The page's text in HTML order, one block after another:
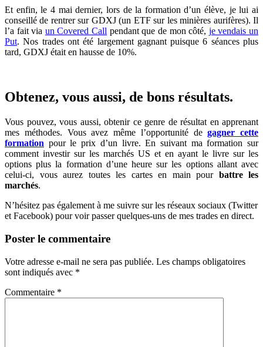
Et enfin, le 4 mai dernier, lors de la formation d’un élève, je lui ai
conseillé de rentrer sur GDXJ (un ETF sur les minières aurifères). Il
l’a fait via un Covered Call pendant que de mon côté, je vendais un
Put. Nos trades ont été largement gagnant puisque 6 séances plus
tard, GDXJ était en hausse de 10%.
Obtenez, vous aussi, de bons résultats.
Vous pouvez, vous aussi, obtenir ce genre de résultat en apprenant
mes méthodes. Vous avez même l’opportunité degagner cette
formation pour le prix d’un livre. En suivant ma formation sur
comment investir sur les marchés US et en ayant le livre sur les
options plus la formation d’une heure sur les options allant avec
celui-ci, vous aurez toutes les cartes en main pour battre les
marchés.
N’hésitez pas également à me suivre sur les réseaux sociaux (Twitter
et Facebook) pour voir passer quelques-uns de mes trades en direct.
Poster le commentaire
Votre adresse e-mail ne sera pas publiée. Les champs obligatoires
sont indiqués avec *
Commentaire *